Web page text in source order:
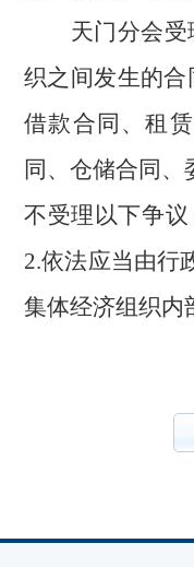
天门分会
织之间发生的
借款合同、租
同、仓储合同、
不受理以下争议
2.依法应当由行
集体经济组织内